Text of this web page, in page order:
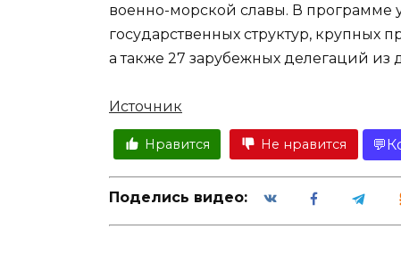
военно-морской славы. В программе
государственных структур, крупных
а также 27 зарубежных делегаций из
Источник
Нравится Не нравится
Поделись видео: